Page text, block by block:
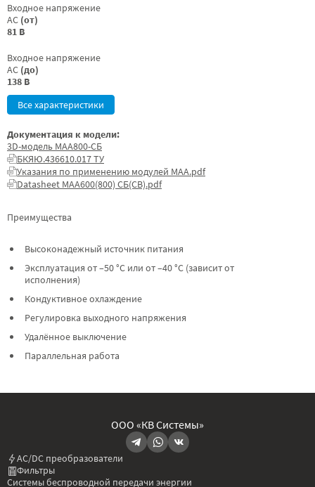
Входное напряжение
AC (от)
81 В
Входное напряжение
AC (до)
138 В
Все характеристики
Преимущества
Высоконадежный источник питания
Эксплуатация от –50 °C или от –40 °C (зависит от
исполнения)
Кондуктивное охлаждение
Регулировка выходного напряжения
Удалённое выключение
Параллельная работа
Документация к модели:
3D-модель МАА800-СБ
БКЯЮ.436610.017 ТУ
Указания по применению модулей МАА.pdf
Datasheet МАА600(800) СБ(СВ).pdf
ООО «КВ Системы»
AC/DC преобразователи
Фильтры
Системы беспроводной передачи энергии